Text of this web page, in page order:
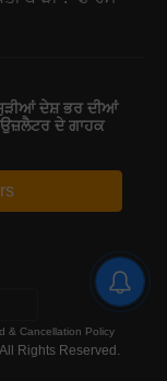
ਜੁੜੀਆਂ ਦੇਸ਼ ਭਰ ਦੀਆਂ
ਦੇ ਗਾਹਕ
& Cancellation Policy
Rights Reserved.